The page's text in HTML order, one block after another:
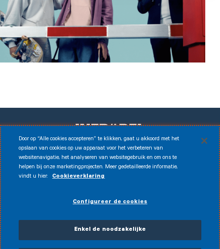
FacebookInstagramLinkedInYoutube
Disclaimer
Algemene verkoopsvoorwaarden
Door op “Alle cookies accepteren” te klikken, gaat u akkoord met het
opslaan van cookies op uw apparaat voor het verbeteren van
websitenavigatie, het analyseren van websitegebruik en om ons te
helpen bij onze marketingprojecten. Meer gedetailleerde informatie,
vindt u hier:
Cookieverklaring
Configureer de cookies
Enkel de noodzakelijke